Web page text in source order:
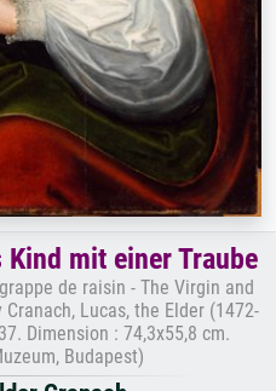
mit einer Traube
de raisin - The Virgin and
Lucas, the Elder (1472-
Dimension : 74,3x55,8 cm.
Budapest)